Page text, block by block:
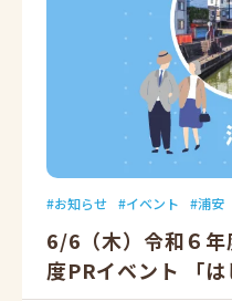
お知らせ イベント 浦安
6/6（木）令和６年
度PRイベント 「は